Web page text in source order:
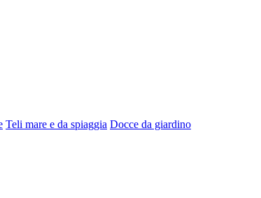
Teli mare e da spiaggia Docce da giardino